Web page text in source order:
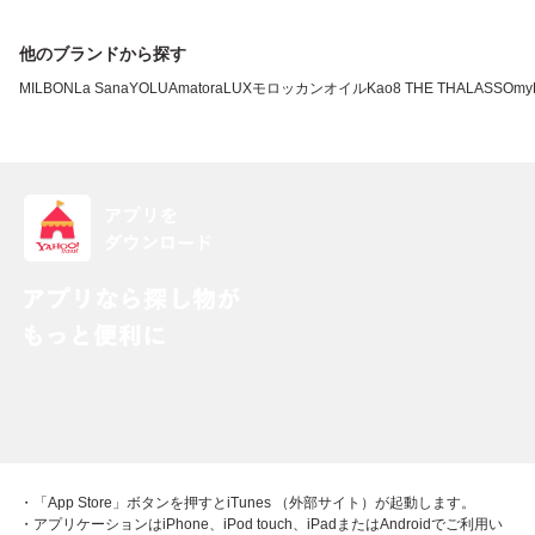
他のブランドから探す
MILBON La SanaYOLUAmatoraLUXモロッカンオイルKao8 THE THALASSO
・「App Store」ボタンを押すとiTunes （外部サイト）が起動します。
・アプリケーションはiPhone、iPod touch、iPadまたはAndroidでご利用い